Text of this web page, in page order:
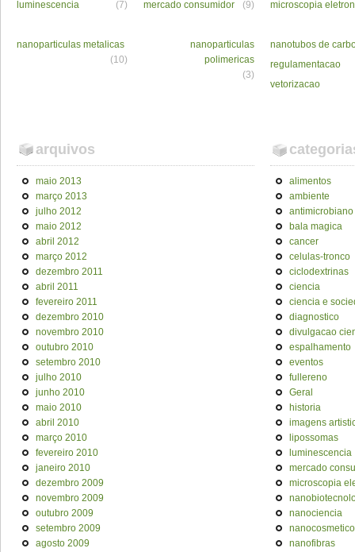
luminescencia (7) mercado consumidor (9) microscopia
nanoparticulas metalicas
(10)
nanoparticulas
polimericas
(3)
nanotubos de
regulamentacao
vetorizacao
arquivos
maio 2013
março 2013
julho 2012
maio 2012
abril 2012
março 2012
dezembro 2011
abril 2011
fevereiro 2011
dezembro 2010
novembro 2010
outubro 2010
setembro 2010
julho 2010
junho 2010
maio 2010
abril 2010
março 2010
fevereiro 2010
janeiro 2010
dezembro 2009
novembro 2009
outubro 2009
setembro 2009
agosto 2009
alimentos
ambiente
antimicrobiano
bala magica
cancer
celulas-tronco
ciclodextrinas
ciencia
ciencia e
diagnostico
divulgacao
espalhamento
eventos
fullereno
Geral
historia
imagens
lipossomas
luminescencia
mercado
microscopia
nanociencia
nanofibras